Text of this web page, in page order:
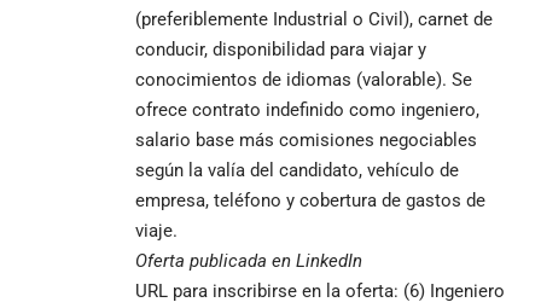
(preferiblemente Industrial o Civil), carnet de
conducir, disponibilidad para viajar y
conocimientos de idiomas (valorable). Se
ofrece contrato indefinido como ingeniero,
salario base más comisiones negociables
según la valía del candidato, vehículo de
empresa, teléfono y cobertura de gastos de
viaje.
Oferta publicada en LinkedIn
URL para inscribirse en la oferta: (6) Ingeniero